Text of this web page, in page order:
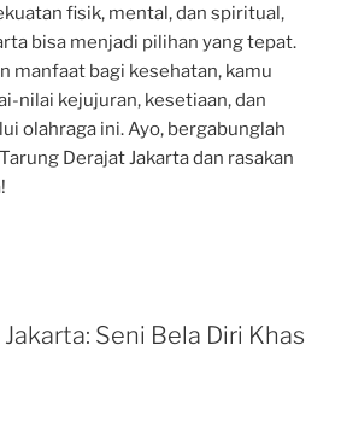
fisik, mental, dan spiritual,
bisa menjadi pilihan yang tepat.
manfaat bagi kesehatan, kamu
nilai kejujuran, kesetiaan, dan
olahraga ini. Ayo, bergabunglah
Derajat Jakarta dan rasakan
Seni Bela Diri Khas